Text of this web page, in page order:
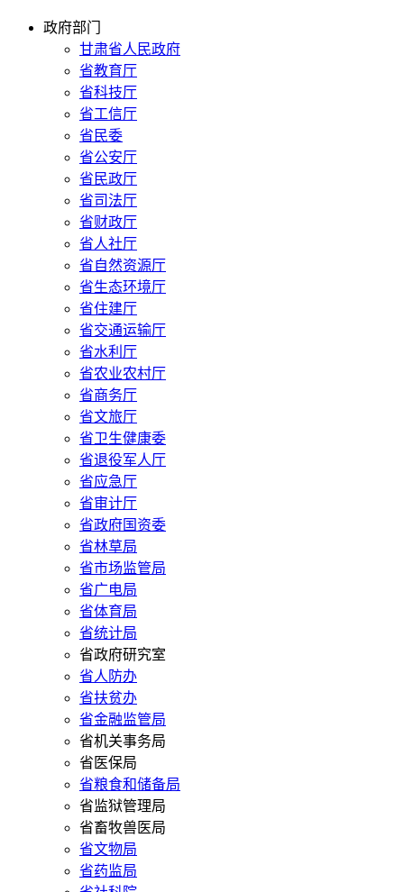
政府部门
甘肃省人民政府
省教育厅
省科技厅
省工信厅
省民委
省公安厅
省民政厅
省司法厅
省财政厅
省人社厅
省自然资源厅
省生态环境厅
省住建厅
省交通运输厅
省水利厅
省农业农村厅
省商务厅
省文旅厅
省卫生健康委
省退役军人厅
省应急厅
省审计厅
省政府国资委
省林草局
省市场监管局
省广电局
省体育局
省统计局
省政府研究室
省人防办
省扶贫办
省金融监管局
省机关事务局
省医保局
省粮食和储备局
省监狱管理局
省畜牧兽医局
省文物局
省药监局